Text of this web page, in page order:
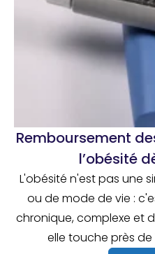
Remboursement
l’obésité
L'obésité n'est pas une
ou de mode de vie :
chronique, complexe et
elle touche près de